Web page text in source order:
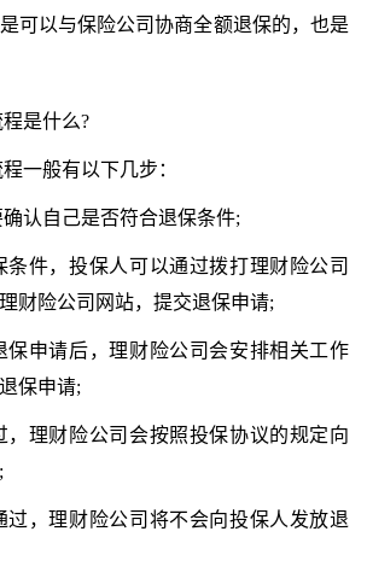
可以与保险公司协商全额退保的，也是
是什么?
一般有以下几步：
认自己是否符合退保条件;
条件，投保人可以通过拨打理财 险公司
理财险公司网站，提交退保申请;
保申请后，理财 险公司会安排相关工作
保申请;
理财 险公司会按照投保协议的规定向
过，理财 险公司将不会向投保人发放退